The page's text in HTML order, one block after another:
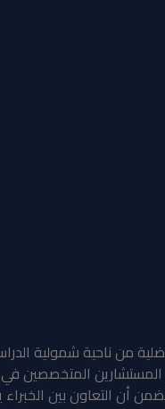
من ناحية شمولية
المستشارين المتخصصين
أن التعاون بين